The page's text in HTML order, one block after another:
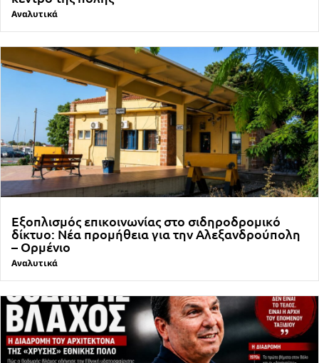
Αναλυτικά
Εξοπλισμός επικοινωνίας στο σιδηροδρομικό
δίκτυο: Νέα προμήθεια για την Αλεξανδρούπολη
– Ορμένιο
Αναλυτικά